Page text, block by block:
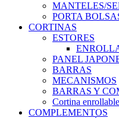
MANTELES/
PORTA
CORTINAS
ESTORES
PANEL
BARRAS
MECANISMOS
BARRAS Y
Cortina enrollable
COMPLEMENTOS